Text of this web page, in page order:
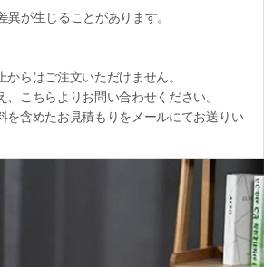
が生じることがあります。
らはご注文いただけません。
こちらよりお問い合わせください。
含めたお見積もりをメールにてお送りい